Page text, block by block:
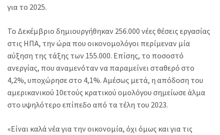
για το 2025.
Το Δεκέμβριο δημιουργήθηκαν 256.000 νέες θέσεις εργασίας
στις ΗΠΑ, την ώρα που οικονομολόγοι περίμεναν μία
αύξηση της τάξης των 155.000. Επίσης, το ποσοστό
ανεργίας, που αναμενόταν να παραμείνει σταθερό στο
4,2%, υποχώρησε στο 4,1%. Αμέσως μετά, η απόδοση του
αμερικανικού 10ετούς κρατικού ομολόγου σημείωσε άλμα
στο υψηλότερο επίπεδο από τα τέλη του 2023.
«Είναι καλά νέα για την οικονομία, όχι όμως και για τις